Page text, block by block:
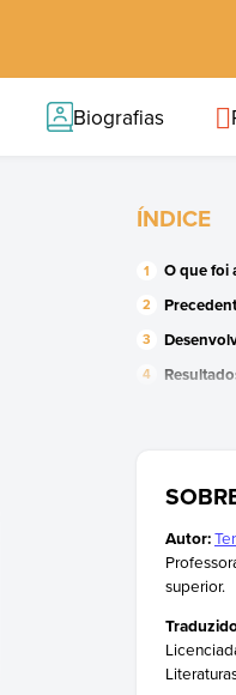
Biografias
ÍNDICE
O que foi
Autor:
superior.